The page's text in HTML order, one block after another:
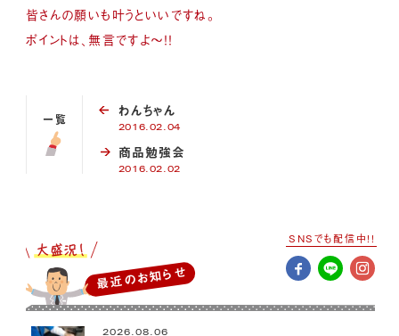
皆さんの願いも叶うといいですね。
ポイントは、 無言ですよ～！！
一覧 わんちゃん
2016.02.04
商品勉強会
2016.02.02
最近のお知らせ
2026.08.06
SNSでも配信中!!